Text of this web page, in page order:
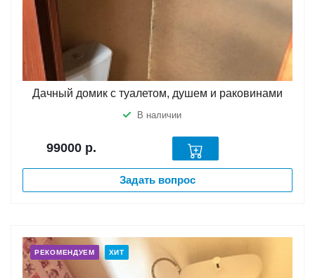
Дачный домик с туалетом, душем и раковинами
В наличии
99000 р.
Задать вопрос
РЕКОМЕНДУЕМ ХИТ